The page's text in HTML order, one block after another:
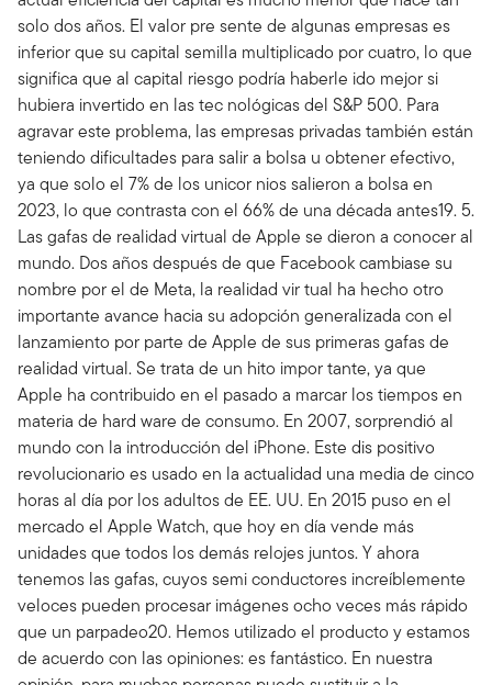
solo dos años. El valor pre sente de algunas empresas es
inferior que su capital semilla multiplicado por cuatro, lo que
significa que al capital riesgo podría haberle ido mejor si
hubiera invertido en las tec nológicas del S&P 500. Para
agravar este problema, las empresas privadas también están
teniendo dificultades para salir a bolsa u obtener efectivo,
ya que solo el 7% de los unicor nios salieron a bolsa en
2023, lo que contrasta con el 66% de una década antes19. 5.
Las gafas de realidad virtual de Apple se dieron a conocer al
mundo. Dos años después de que Facebook cambiase su
nombre por el de Meta, la realidad vir tual ha hecho otro
importante avance hacia su adopción generalizada con el
lanzamiento por parte de Apple de sus primeras gafas de
realidad virtual. Se trata de un hito impor tante, ya que
Apple ha contribuido en el pasado a marcar los tiempos en
materia de hard ware de consumo. En 2007, sorprendió al
mundo con la introducción del iPhone. Este dis positivo
revolucionario es usado en la actualidad una media de cinco
horas al día por los adultos de EE. UU. En 2015 puso en el
mercado el Apple Watch, que hoy en día vende más
unidades que todos los demás relojes juntos. Y ahora
tenemos las gafas, cuyos semi conductores increíblemente
veloces pueden procesar imágenes ocho veces más rápido
que un parpadeo20. Hemos utilizado el producto y estamos
de acuerdo con las opiniones: es fantástico. En nuestra